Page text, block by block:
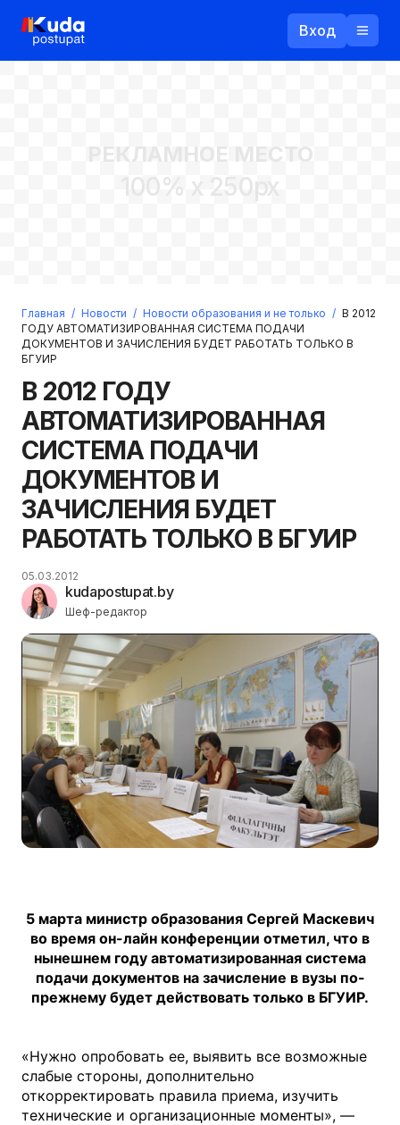
Вход
Войти
Прислать пароль
РЕКЛАМНОЕ МЕСТО
100% x 250px
Главная / Новости / Новости образования и не только / В 2012
ГОДУ АВТОМАТИЗИРОВАННАЯ СИСТЕМА ПОДАЧИ
ДОКУМЕНТОВ И ЗАЧИСЛЕНИЯ БУДЕТ РАБОТАТЬ ТОЛЬКО В
БГУИР
В 2012 ГОДУ
АВТОМАТИЗИРОВАННАЯ
СИСТЕМА ПОДАЧИ
ДОКУМЕНТОВ И
ЗАЧИСЛЕНИЯ БУДЕТ
РАБОТАТЬ ТОЛЬКО В БГУИР
kudapostupat.by
Шеф-редактор
05.03.2012
5 марта министр образования Сергей Маскевич
во время он-лайн конференции отметил, что в
нынешнем году автоматизированная система
подачи документов на зачисление в вузы по-
прежнему будет действовать только в БГУИР.
«Нужно опробовать ее, выявить все возможные
слабые стороны, дополнительно
откорректировать правила приема, изучить
технические и организационные моменты», —